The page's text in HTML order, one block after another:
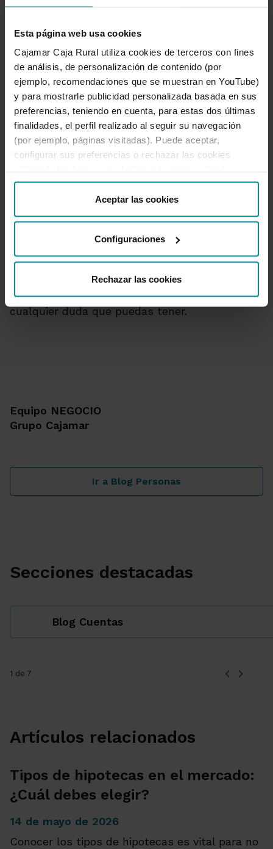
Esta página web usa cookies
Cajamar Caja Rural utiliza cookies de terceros con fines
de análisis, de personalización de contenido (por
ejemplo, recomendaciones que se muestran en YouTube)
y para mostrarle publicidad personalizada basada en sus
preferencias, teniendo en cuenta, para estas dos últimas
finalidades, el perfil realizado al seguir su navegación
(por ejemplo, páginas visitadas). Puede aceptar,
configurar sus preferencias o rechazar las cookies
“Detalles”. También puede obtener más información, así
como cambiar el consentimiento en cualquier momento
desde nuestraPolítica de Cookies.
Aceptar las cookies
Configuraciones
Rechazar las cookies
caso de que al vender el coche la póliza no
Cambiar seguro de
un coche a otro
Cajamar
Si estás interesado en cambiar de seguro,
sin ningún problema,poniendo a tu disposición
diferentes modalidades de seguros para que
puedas escoger la protección más adecuada en
función de tus necesidades y las de tu familia.
Si estás interesado,solicita más información
sobrelos seguros de coche Cajamar sin ningún
tipo de compromisoy te ofreceremos el
asesoramiento que necesitas, resolviendo
cualquier duda que puedas tener.
Equipo NEGOCIO
Grupo Cajamar
Ir a Blog Personas
Secciones destacadas
Blog Cuentas
1 de 7
Artículos relacionados
Tipos de hipotecas en el mercado:
¿Cuál debes elegir?
14 de mayo de 2026
Conocer los tipos de hipotecas es vital para no